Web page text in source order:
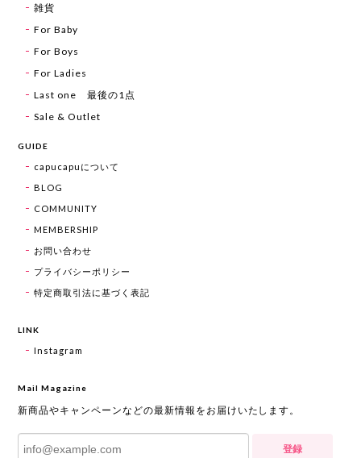
雑貨
For Baby
For Boys
For Ladies
Last one 最後の1点
Sale & Outlet
GUIDE
capucapuについて
BLOG
COMMUNITY
MEMBERSHIP
お問い合わせ
プライバシーポリシー
特定商取引法に基づく表記
LINK
Instagram
Mail Magazine
新商品やキャンペーンなどの最新情報をお届けいたします。
登録